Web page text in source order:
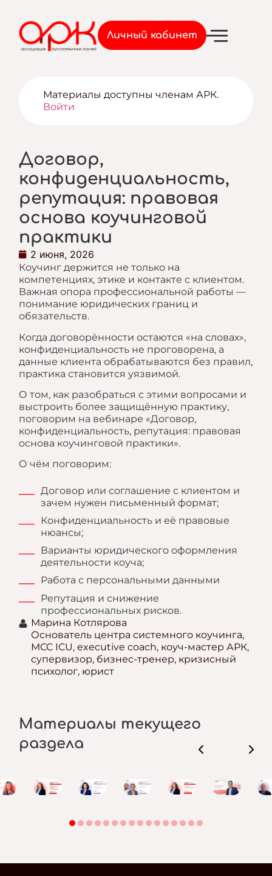
Личный кабинет
Материалы доступны членам АРК.
Войти
Договор,
конфиденциальность,
репутация: правовая
основа коучинговой
практики
2 июня, 2026
Коучинг держится не только на
компетенциях, этике и контакте с клиентом.
Важная опора профессиональной работы —
понимание юридических границ и
обязательств.
Когда договорённости остаются «на словах»,
конфиденциальность не проговорена, а
данные клиента обрабатываются без правил,
практика становится уязвимой.
О том, как разобраться с этими вопросами и
выстроить более защищённую практику,
поговорим на вебинаре «Договор,
конфиденциальность, репутация: правовая
основа коучинговой практики».
О чём поговорим:
Договор или соглашение с клиентом и
зачем нужен письменный формат;
Конфиденциальность и её правовые
нюансы;
Варианты юридического оформления
деятельности коуча;
Работа с персональными данными
Репутация и снижение
профессиональных рисков.
Марина Котлярова
Основатель центра системного коучинга,
MCC ICU, executive coach, коуч-мастер АРК,
супервизор, бизнес-тренер, кризисный
психолог, юрист
Материалы текущего
раздела